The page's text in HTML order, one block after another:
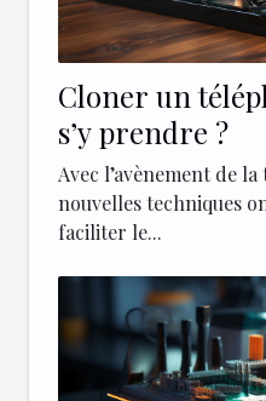
Cloner un
s’y prendre ?
Avec l’avènement de
nouvelles techniques
faciliter le...